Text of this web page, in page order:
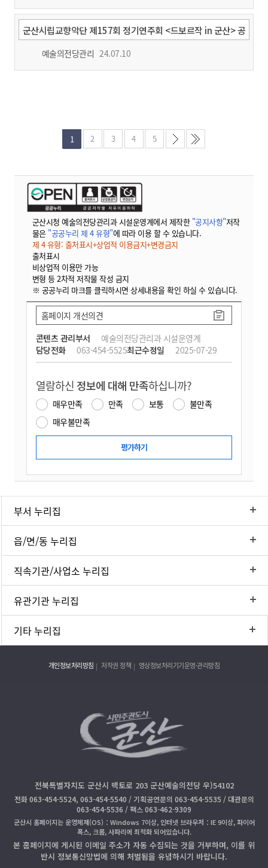
과
군산시립교향악단 제157회 정기연주회 <드보르작 in 군산> 공
연 안내
예술의전당관리
과
24.07.10
1 2 3 4 5
군산시청 예술의전당관리과 시설운영계에서 제작한 "공지사항"저작
물은 "공공누리 제 4 유형"에 따라 이용 할 수 있습니다.
제 4 유형: 출처표시+상업적 이용금지+변경금지
출처표시
비상업적 이용만 가능
변형 등 2차적 저작물 작성 금지
※ 공공누리 마크를 클릭하시면 상세내용을 확인 하실 수 있습니다.
콘텐츠 관리부서
예술의전당관리과 시설운영계
담당전화
063-454-5525최근수정일 2025-07-29
홈페이지 개선의견
열람하신 정보에 대해 만족하십니까?
매우만족 만족 보통
불만족
매우불만족
부서 누리집
읍/면/동 누리집
직속기관/사업소 누리집
유관기관 누리집
기타 누리집
개인정보처리방침 저작권 정책 영상정보처리기기운영·관리방침
전북특별자치도 군산시 백토로 203 군산예술의전당 우)54102
전화 063-454-5524, 063-454-5540 / 기획공연문의 063-454-5535 / 대관문의
063-454-5536 / 팩스 063-462-9309
군산시 홈페이지는 운영체제(OS)：Windows 7이상, 인터넷 브라우저：IE 9이상, 파이어
폭스, 크롬, 사파리에 최적화 되어있습니다.
본 홈페이지에 게시된 이메일 주소가 자동 수집되는 것을 거부하며, 이를 위
반시 정보통신망법에 의해 처벌됨을 유념하시기 바랍니다.